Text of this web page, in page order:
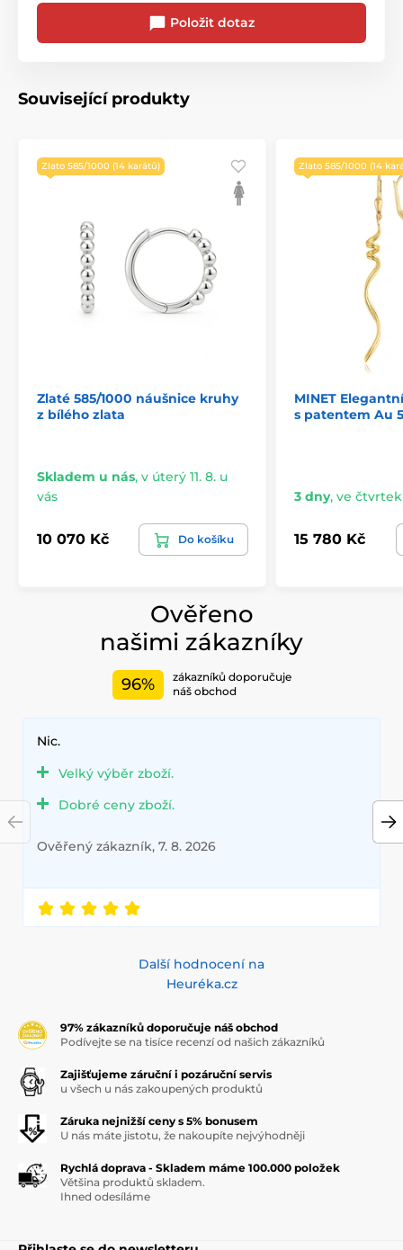
Položit dotaz
Související produkty
Zlato 585/1000 (14 karátů)
Zlaté 585/1000 náušnice kruhy
z bílého zlata
Skladem u nás, v úterý 11. 8. u
vás
10 070 Kč Do košíku
Zlato 585/1000 (14
MINET
s patentem Au
3 dny, ve čtvrtek
15 780 Kč
Ověřeno
našimi zákazníky
96%
zákazníků doporučuje
náš obchod
Nic.
Velký výběr zboží.
Dobré ceny zboží.
Ověřený zákazník, 7. 8. 2026
Další hodnocení na
Heuréka.cz
97% zákazníků doporučuje náš obchod
Podívejte se na tisíce recenzí od našich zákazníků
Zajišťujeme záruční i pozáruční servis
u všech u nás zakoupených produktů
Záruka nejnižší ceny s 5% bonusem
U nás máte jistotu, že nakoupíte nejvýhodněji
Rychlá doprava - Skladem máme 100.000 položek
Většina produktů skladem.
Ihned odesíláme